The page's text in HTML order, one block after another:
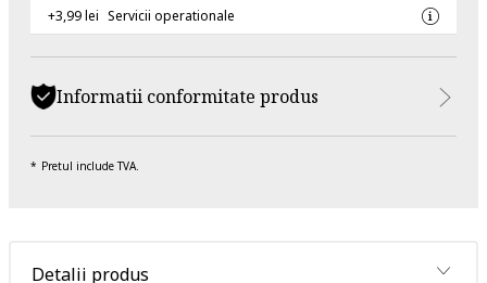
+3,99 lei Servicii operationale
Informatii conformitate produs
Pretul include TVA.
Detalii produs